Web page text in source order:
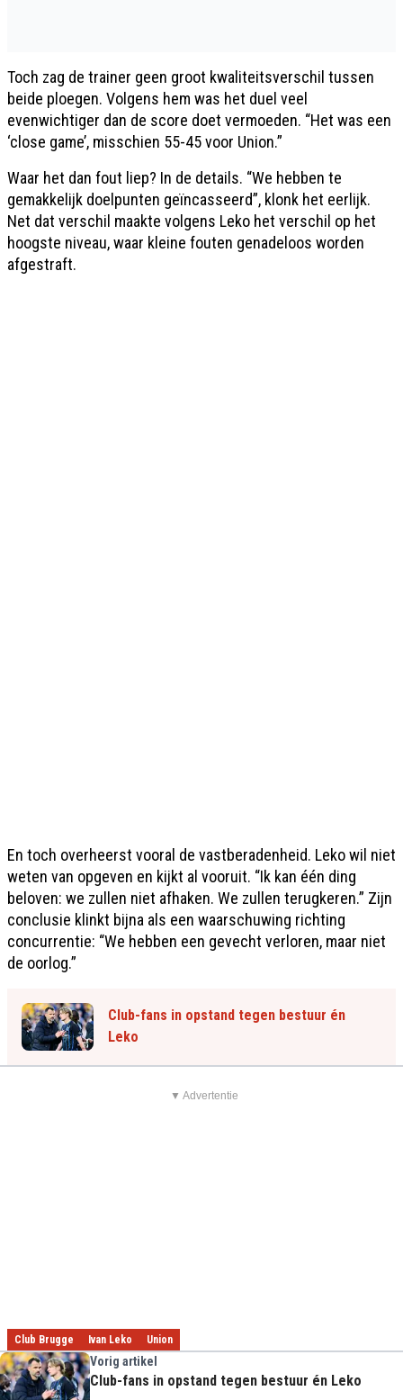
Toch zag de trainer geen groot kwaliteitsverschil tussen
beide ploegen. Volgens hem was het duel veel
evenwichtiger dan de score doet vermoeden. “Het was een
‘close game’, misschien 55-45 voor Union.”
Waar het dan fout liep? In de details. “We hebben te
gemakkelijk doelpunten geïncasseerd”, klonk het eerlijk.
Net dat verschil maakte volgens Leko het verschil op het
hoogste niveau, waar kleine fouten genadeloos worden
afgestraft.
En toch overheerst vooral de vastberadenheid. Leko wil niet
weten van opgeven en kijkt al vooruit. “Ik kan één ding
beloven: we zullen niet afhaken. We zullen terugkeren.” Zijn
conclusie klinkt bijna als een waarschuwing richting
concurrentie: “We hebben een gevecht verloren, maar niet
de oorlog.”
Club-fans in opstand tegen bestuur én
Leko
▼ Advertentie
Club Brugge Ivan Leko Union
Vorig artikel
Club-fans in opstand tegen bestuur én Leko